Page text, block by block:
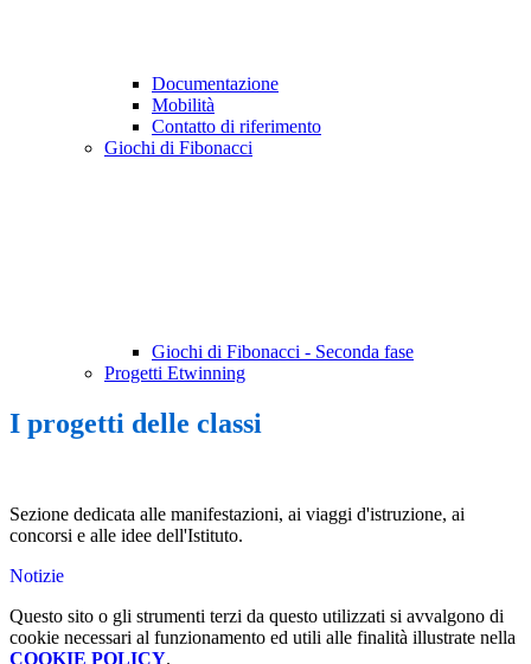
Documentazione
Mobilità
Contatto di riferimento
Giochi di Fibonacci
Giochi di Fibonacci - Seconda fase
Progetti Etwinning
I progetti delle classi
Sezione dedicata alle manifestazioni, ai viaggi d'istruzione, ai
concorsi e alle idee dell'Istituto.
Notizie
Questo sito o gli strumenti terzi da questo utilizzati si avvalgono di
cookie necessari al funzionamento ed utili alle finalità illustrate nella
COOKIE POLICY.